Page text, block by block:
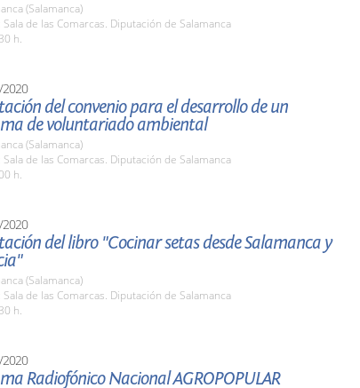
(Salamanca)
Sala de las Comarcas. Diputación de Salamanca
h.
del convenio para el desarrollo de un
de voluntariado ambiental
(Salamanca)
Sala de las Comarcas. Diputación de Salamanca
h.
del libro "Cocinar setas desde Salamanca y
(Salamanca)
Sala de las Comarcas. Diputación de Salamanca
h.
Radiofónico Nacional AGROPOPULAR